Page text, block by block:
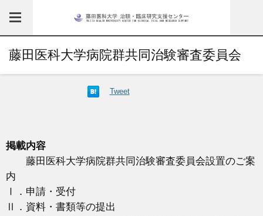
藤田医科大学病院群共同治験審査委員会
Tweet
掲載内容
藤田医科大学病院群共同治験審査委員会設置のご案
内
Ⅰ．申請・受付
Ⅱ．資料・書類等の提出